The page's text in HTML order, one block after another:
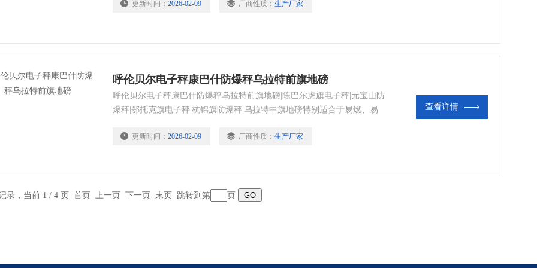
结，操作十分简单。
更新时间： 2026-02-09 厂商性质： 生产厂家
呼伦贝尔电子秤康巴什防爆秤乌拉特前旗地磅
呼伦贝尔电子秤康巴什防爆秤乌拉特前旗地磅|陈巴尔虎旗电子秤|元宝山防
爆秤|鄂托克旗电子秤|杭锦旗防爆秤|乌拉特中旗地磅特别适合于易燃、易
更新时间： 2026-02-09 厂商性质： 生产厂家
查看详情
录，当前 1 / 4 页 首页 上一页 下一页 末页 跳转到第 页